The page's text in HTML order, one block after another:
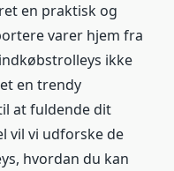
en praktisk og
varer hjem fra
ikke
en trendy
at fuldende dit
vil vi udforske de
hvordan du kan